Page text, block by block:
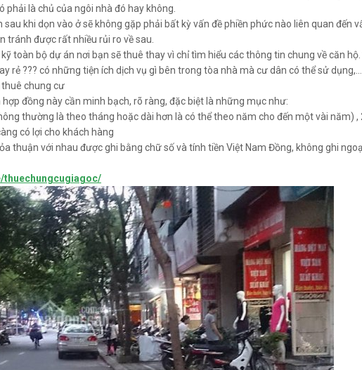
phải là chủ của ngôi nhà đó hay không.
khi dọn vào ở sẽ không gặp phải bất kỳ vấn đề phiền phức nào liên quan đến
tránh được rất nhiều rủi ro về sau.
toàn bộ dự án nơi bạn sẽ thuê thay vì chỉ tìm hiểu các thông tin chung về căn
rẻ ??? có những tiện ích dịch vụ gì bên trong tòa nhà mà cư dân có thể sử
thuê chung cư
đồng này cần minh bạch, rõ ràng, đặc biệt là những mục như:
thường là theo tháng hoặc dài hơn là có thể theo năm cho đến một vài năm)
có lợi cho khách hàng
thuận với nhau được ghi bằng chữ số và tính tiền Việt Nam Đồng, không ghi